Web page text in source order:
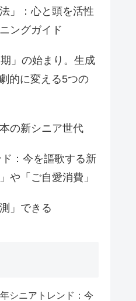
」：心と頭を活性
ングガイド
」の始まり。生成
的に変える5つの
の新シニア世代
：今を謳歌する新
や「ご自愛消費」
」できる
シニアトレンド：今